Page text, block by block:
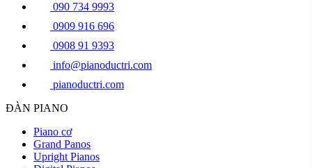
090 734 9993
0909 916 696
0908 91 9393
info@pianoductri.com
pianoductri.com
ĐÀN PIANO
Piano cơ
Grand Panos
Upright Pianos